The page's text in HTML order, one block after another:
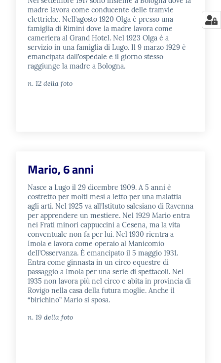
madre lavora come conducente delle tramvie
elettriche. Nell’agosto 1920 Olga è presso una
famiglia di Rimini dove la madre lavora come
cameriera al Grand Hotel. Nel 1923 Olga è a
servizio in una famiglia di Lugo. Il 9 marzo 1929 è
emancipata dall’ospedale e il giorno stesso
raggiunge la madre a Bologna.
n. 12 della foto
Mario, 6 anni
Nasce a Lugo il 29 dicembre 1909. A 5 anni è
costretto per molti mesi a letto per una malattia
agli arti. Nel 1925 va all’Istituto salesiano di Ravenna
per apprendere un mestiere. Nel 1929 Mario entra
nei Frati minori cappuccini a Cesena, ma la vita
conventuale non fa per lui. Nel 1930 rientra a
Imola e lavora come operaio al Manicomio
dell’Osservanza. È emancipato il 5 maggio 1931.
Entra come ginnasta in un circo equestre di
passaggio a Imola per una serie di spettacoli. Nel
1935 non lavora più nel circo e abita in provincia di
Rovigo nella casa della futura moglie. Anche il
“birichino” Mario si sposa.
n. 19 della foto